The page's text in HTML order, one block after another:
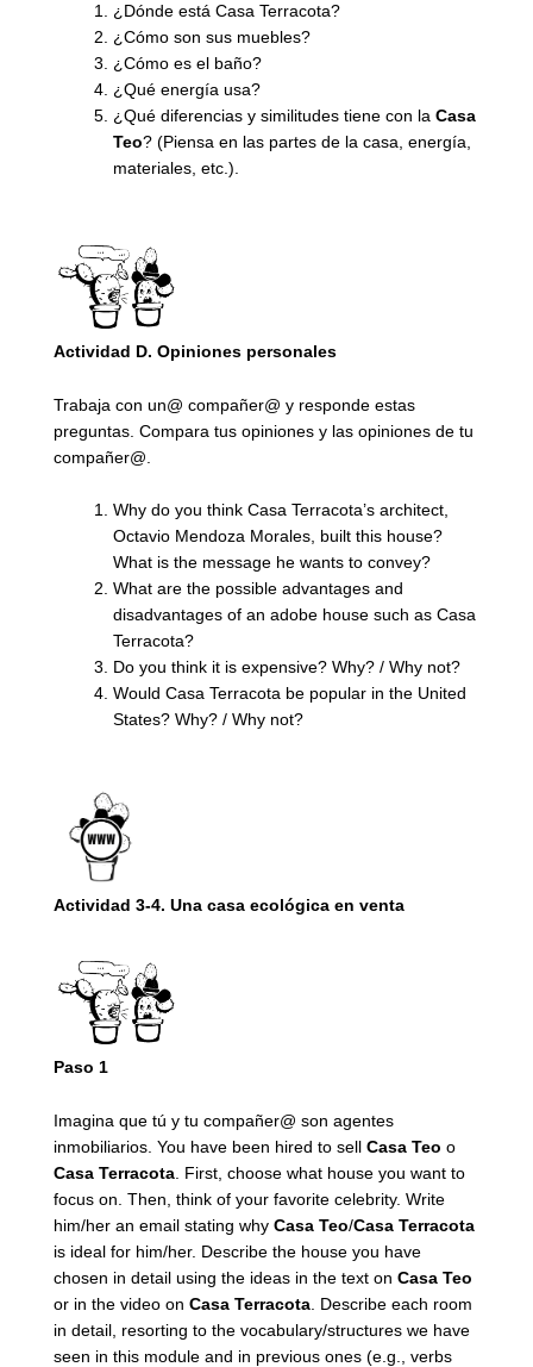
¿Dónde está Casa Terracota?
¿Cómo son sus muebles?
¿Cómo es el baño?
¿Qué energía usa?
¿Qué diferencias y similitudes tiene con la Casa
Teo? (Piensa en las partes de la casa, energía,
materiales, etc.).
Actividad D. Opiniones personales
Trabaja con un@ compañer@ y responde estas
preguntas. Compara tus opiniones y las opiniones de tu
compañer@.
Why do you think Casa Terracota’s architect,
Octavio Mendoza Morales, built this house?
What is the message he wants to convey?
What are the possible advantages and
disadvantages of an adobe house such as Casa
Terracota?
Do you think it is expensive? Why? / Why not?
Would Casa Terracota be popular in the United
States? Why? / Why not?
Actividad 3-4. Una casa ecológica en venta
Paso 1
Imagina que tú y tu compañer@ son agentes
inmobiliarios. You have been hired to sell Casa Teo o
Casa Terracota. First, choose what house you want to
focus on. Then, think of your favorite celebrity. Write
him/her an email stating why Casa Teo/Casa Terracota
is ideal for him/her. Describe the house you have
chosen in detail using the ideas in the text on Casa Teo
or in the video on Casa Terracota. Describe each room
in detail, resorting to the vocabulary/structures we have
seen in this module and in previous ones (e.g., verbs